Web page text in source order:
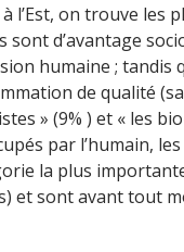
l’Est, on trouve les
d’avantage
humaine ; tandis
de qualité
» (9% ) et « les
par l’humain,
la plus
et sont avant tout